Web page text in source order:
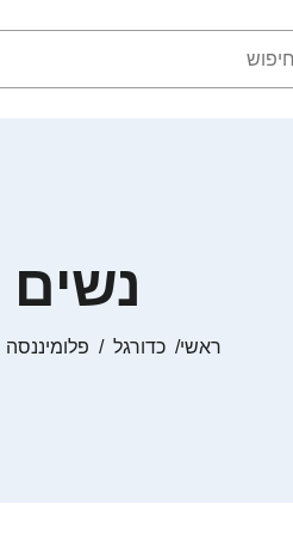
נשים
ראשי כדורגל פלומיננסה